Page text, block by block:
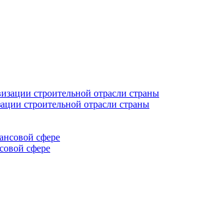
строительной отрасли страны
сфере